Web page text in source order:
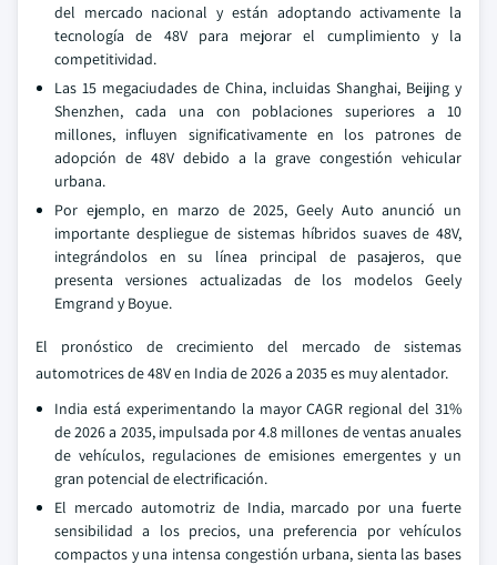
del mercado nacional y están adoptando activamente la
tecnología de 48V para mejorar el cumplimiento y la
competitividad.
Las 15 megaciudades de China, incluidas Shanghai, Beijing y
Shenzhen, cada una con poblaciones superiores a 10
millones, influyen significativamente en los patrones de
adopción de 48V debido a la grave congestión vehicular
urbana.
Por ejemplo, en marzo de 2025, Geely Auto anunció un
importante despliegue de sistemas híbridos suaves de 48V,
integrándolos en su línea principal de pasajeros, que
presenta versiones actualizadas de los modelos Geely
Emgrand y Boyue.
El pronóstico de crecimiento del mercado de sistemas
automotrices de 48V en India de 2026 a 2035 es muy alentador.
India está experimentando la mayor CAGR regional del 31%
de 2026 a 2035, impulsada por 4.8 millones de ventas anuales
de vehículos, regulaciones de emisiones emergentes y un
gran potencial de electrificación.
El mercado automotriz de India, marcado por una fuerte
sensibilidad a los precios, una preferencia por vehículos
compactos y una intensa congestión urbana, sienta las bases